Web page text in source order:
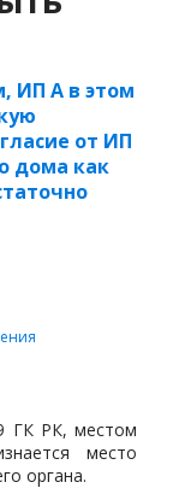
ИП А в этом
от ИП
дома как
ГК РК, местом
место
органа.